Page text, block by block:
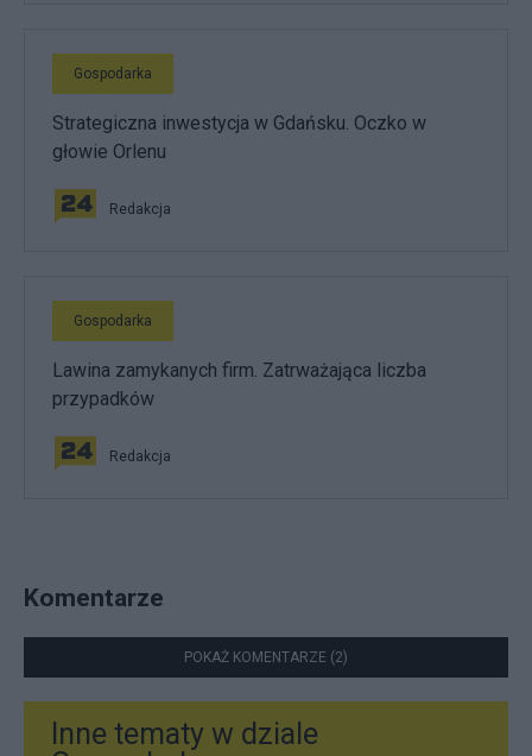
Gospodarka
Strategiczna inwestycja w Gdańsku. Oczko w
głowie Orlenu
Redakcja
Gospodarka
Lawina zamykanych firm. Zatrważająca liczba
przypadków
Redakcja
Komentarze
POKAŻ KOMENTARZE (2)
Inne tematy w dziale